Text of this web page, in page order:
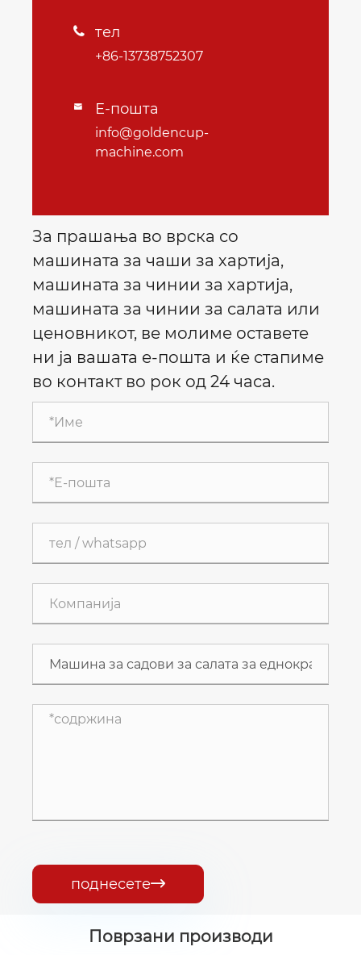
 тел
+86-13738752307
 Е-пошта
info@goldencup-
machine.com
За прашања во врска со
машината за чаши за хартија,
машината за чинии за хартија,
машината за чинии за салата или
ценовникот, ве молиме оставете
ни ја вашата е-пошта и ќе стапиме
во контакт во рок од 24 часа.
поднесете
Поврзани производи